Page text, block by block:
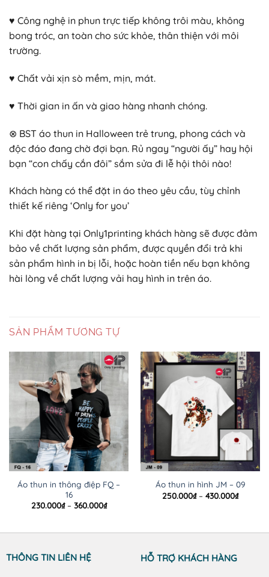
♥ Công nghệ in phun trực tiếp không trôi màu, không
bong tróc, an toàn cho sức khỏe, thân thiện với môi
trường.
♥ Chất vải xịn sò mềm, mịn, mát.
♥ Thời gian in ấn và giao hàng nhanh chóng.
⊗ BST áo thun in Halloween trẻ trung, phong cách và
độc đáo đang chờ đợi bạn. Rủ ngay “người ấy” hay hội
bạn “con chấy cắn đôi” sắm sửa đi lễ hội thôi nào!
Khách hàng có thể đặt in áo theo yêu cầu, tùy chỉnh
thiết kế riêng ‘Only for you’
Khi đặt hàng tại Only1printing khách hàng sẽ được đảm
bảo về chất lượng sản phẩm, được quyền đổi trả khi
sản phẩm hình in bị lỗi, hoặc hoàn tiền nếu bạn không
hài lòng về chất lượng vải hay hình in trên áo.
SẢN PHẨM TƯƠNG TỰ
Áo thun in thông điệp FQ –
16
230.000₫ – 360.000₫Khoảng
đến
Áo thun in hình JM – 09
250.000₫ – 430.000₫Khoảng
THÔNG TIN LIÊN HỆ HỖ TRỢ KHÁCH HÀNG